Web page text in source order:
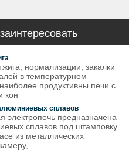
нормализации, закалки
в температурном
продуктивны печи с
кон
сплавов
электропечь предназначена
сплавов под штамповку.
из металлических